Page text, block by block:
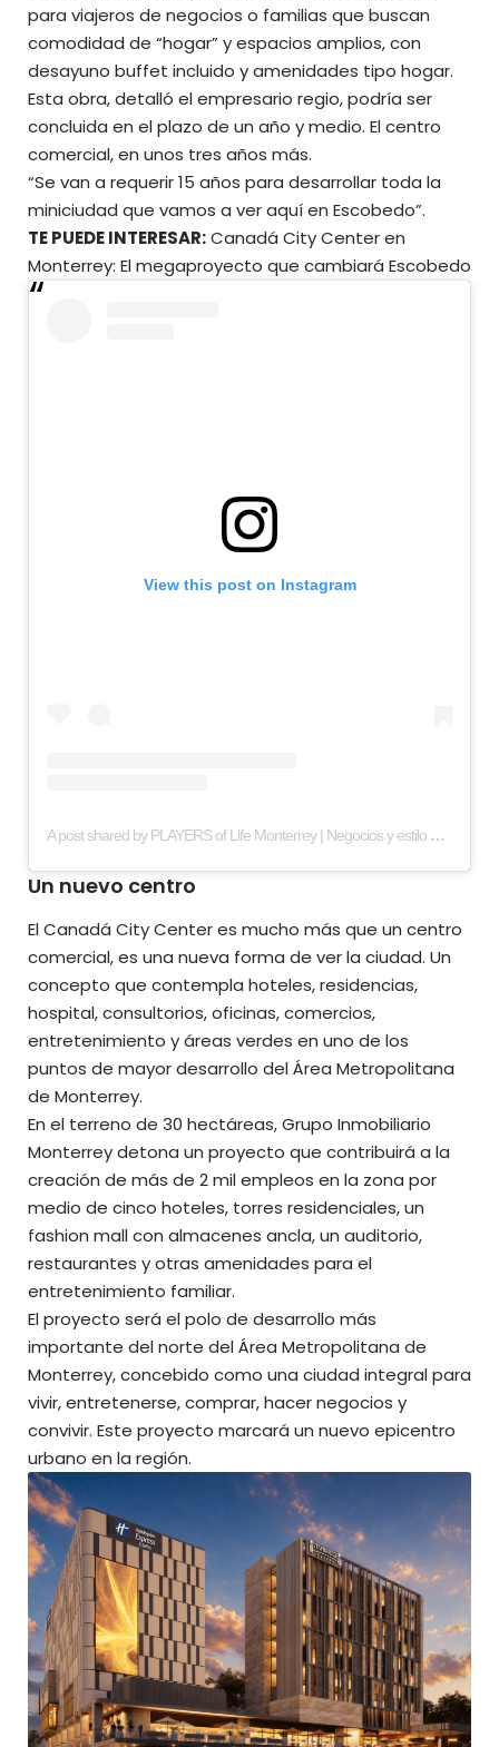
para viajeros de negocios o familias que buscan
comodidad de “hogar” y espacios amplios, con
desayuno buffet incluido y amenidades tipo hogar.
Esta obra, detalló el empresario regio, podría ser
concluida en el plazo de un año y medio. El centro
comercial, en unos tres años más.
“Se van a requerir 15 años para desarrollar toda la
miniciudad que vamos a ver aquí en Escobedo”.
TE PUEDE INTERESAR:Canadá City Center en
Monterrey: El megaproyecto que cambiará Escobedo
View this post on Instagram
A post shared by PLAYERS of Life Monterrey | Negocios y estilo de vida (@playersmty)
Un nuevo centro
El Canadá City Centeres mucho más que un centro
comercial, es una nueva forma de ver la ciudad. Un
concepto que contempla hoteles, residencias,
hospital, consultorios, oficinas, comercios,
entretenimiento y áreas verdes en uno de los
puntos de mayor desarrollo del Área Metropolitana
de Monterrey.
En el terreno de 30 hectáreas, Grupo Inmobiliario
Monterrey detona un proyecto que contribuirá a la
creación de más de 2 mil empleos en la zona por
medio de cinco hoteles, torres residenciales, un
fashion mall con almacenes ancla, un auditorio,
restaurantes y otras amenidades para el
entretenimiento familiar.
El proyecto será el polo de desarrollo más
importante del norte del Área Metropolitana de
Monterrey, concebido como una ciudad integral para
vivir, entretenerse, comprar, hacer negocios y
convivir. Este proyecto marcará un nuevo epicentro
urbano en la región.